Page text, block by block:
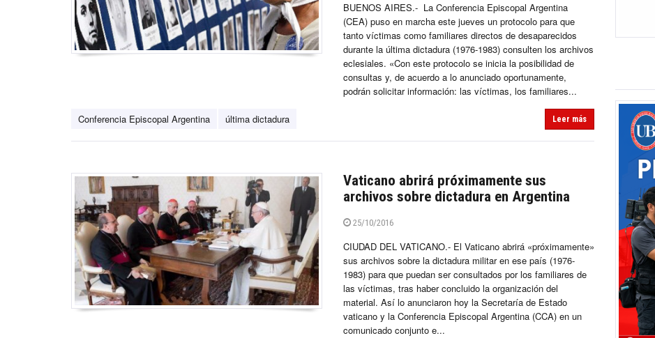
BUENOS AIRES.- La Conferencia Episcopal Argentina
(CEA) puso en marcha este jueves un protocolo para que
tanto víctimas como familiares directos de desaparecidos
durante la última dictadura (1976-1983) consulten los archivos
eclesiales. «Con este protocolo se inicia la posibilidad de
consultas y, de acuerdo a lo anunciado oportunamente,
podrán solicitar información: las víctimas, los familiares...
Conferencia Episcopal Argentina última dictadura Leer más
Vaticano abrirá próximamente sus
archivos sobre dictadura en Argentina
25/10/2016
CIUDAD DEL VATICANO.- El Vaticano abrirá «próximamente»
sus archivos sobre la dictadura militar en ese país (1976-
1983) para que puedan ser consultados por los familiares de
las víctimas, tras haber concluido la organización del
material. Así lo anunciaron hoy la Secretaría de Estado
vaticano y la Conferencia Episcopal Argentina (CCA) en un
comunicado conjunto e...